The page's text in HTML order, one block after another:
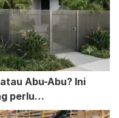
Abu-Abu? Ini
perlu